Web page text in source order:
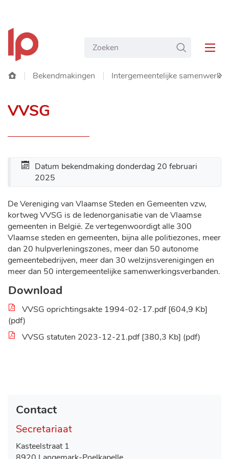
Gemeente
Langemark-
Poelkapelle
Wat
zoekt
ZOEKEN
Startpagina
Bekendmakingen Intergemeentelijke
VVSG
Datum bekendmakingdonderdag 20 februari
2025
De Vereniging van Vlaamse Steden en Gemeenten vzw,
kortweg VVSG is de ledenorganisatie van de Vlaamse
gemeenten in België. Ze vertegenwoordigt alle 300
Vlaamse steden en gemeenten, bijna alle politiezones, meer
dan 20 hulpverleningszones, meer dan 50 autonome
gemeentebedrijven, meer dan 30 welzijnsverenigingen en
meer dan 50 intergemeentelijke samenwerkingsverbanden.
Download
VVSG oprichtingsakte 1994-02-17.pdf 604,9 Kb
pdf
VVSG statuten 2023-12-21.pdf 380,3 Kb pdf
Contact
Secretariaat
Adres
Kasteelstraat 1